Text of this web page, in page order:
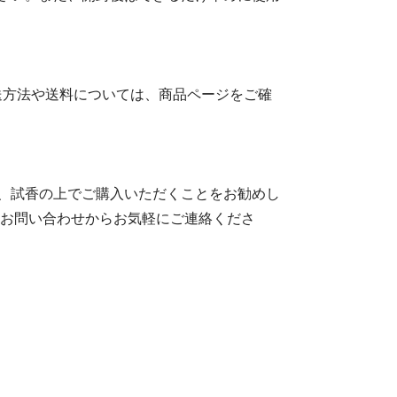
法や送料については、商品ページをご確
香の上でご購入いただくことをお勧めし
問い合わせからお気軽にご連絡くださ